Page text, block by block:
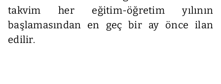
takvim her eğitim-öğretim yılının
başlamasından en geç bir ay önce ilan
edilir.